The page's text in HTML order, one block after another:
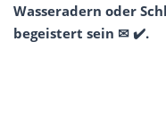
Wasseradern oder
begeistert sein ✉ ✔️.